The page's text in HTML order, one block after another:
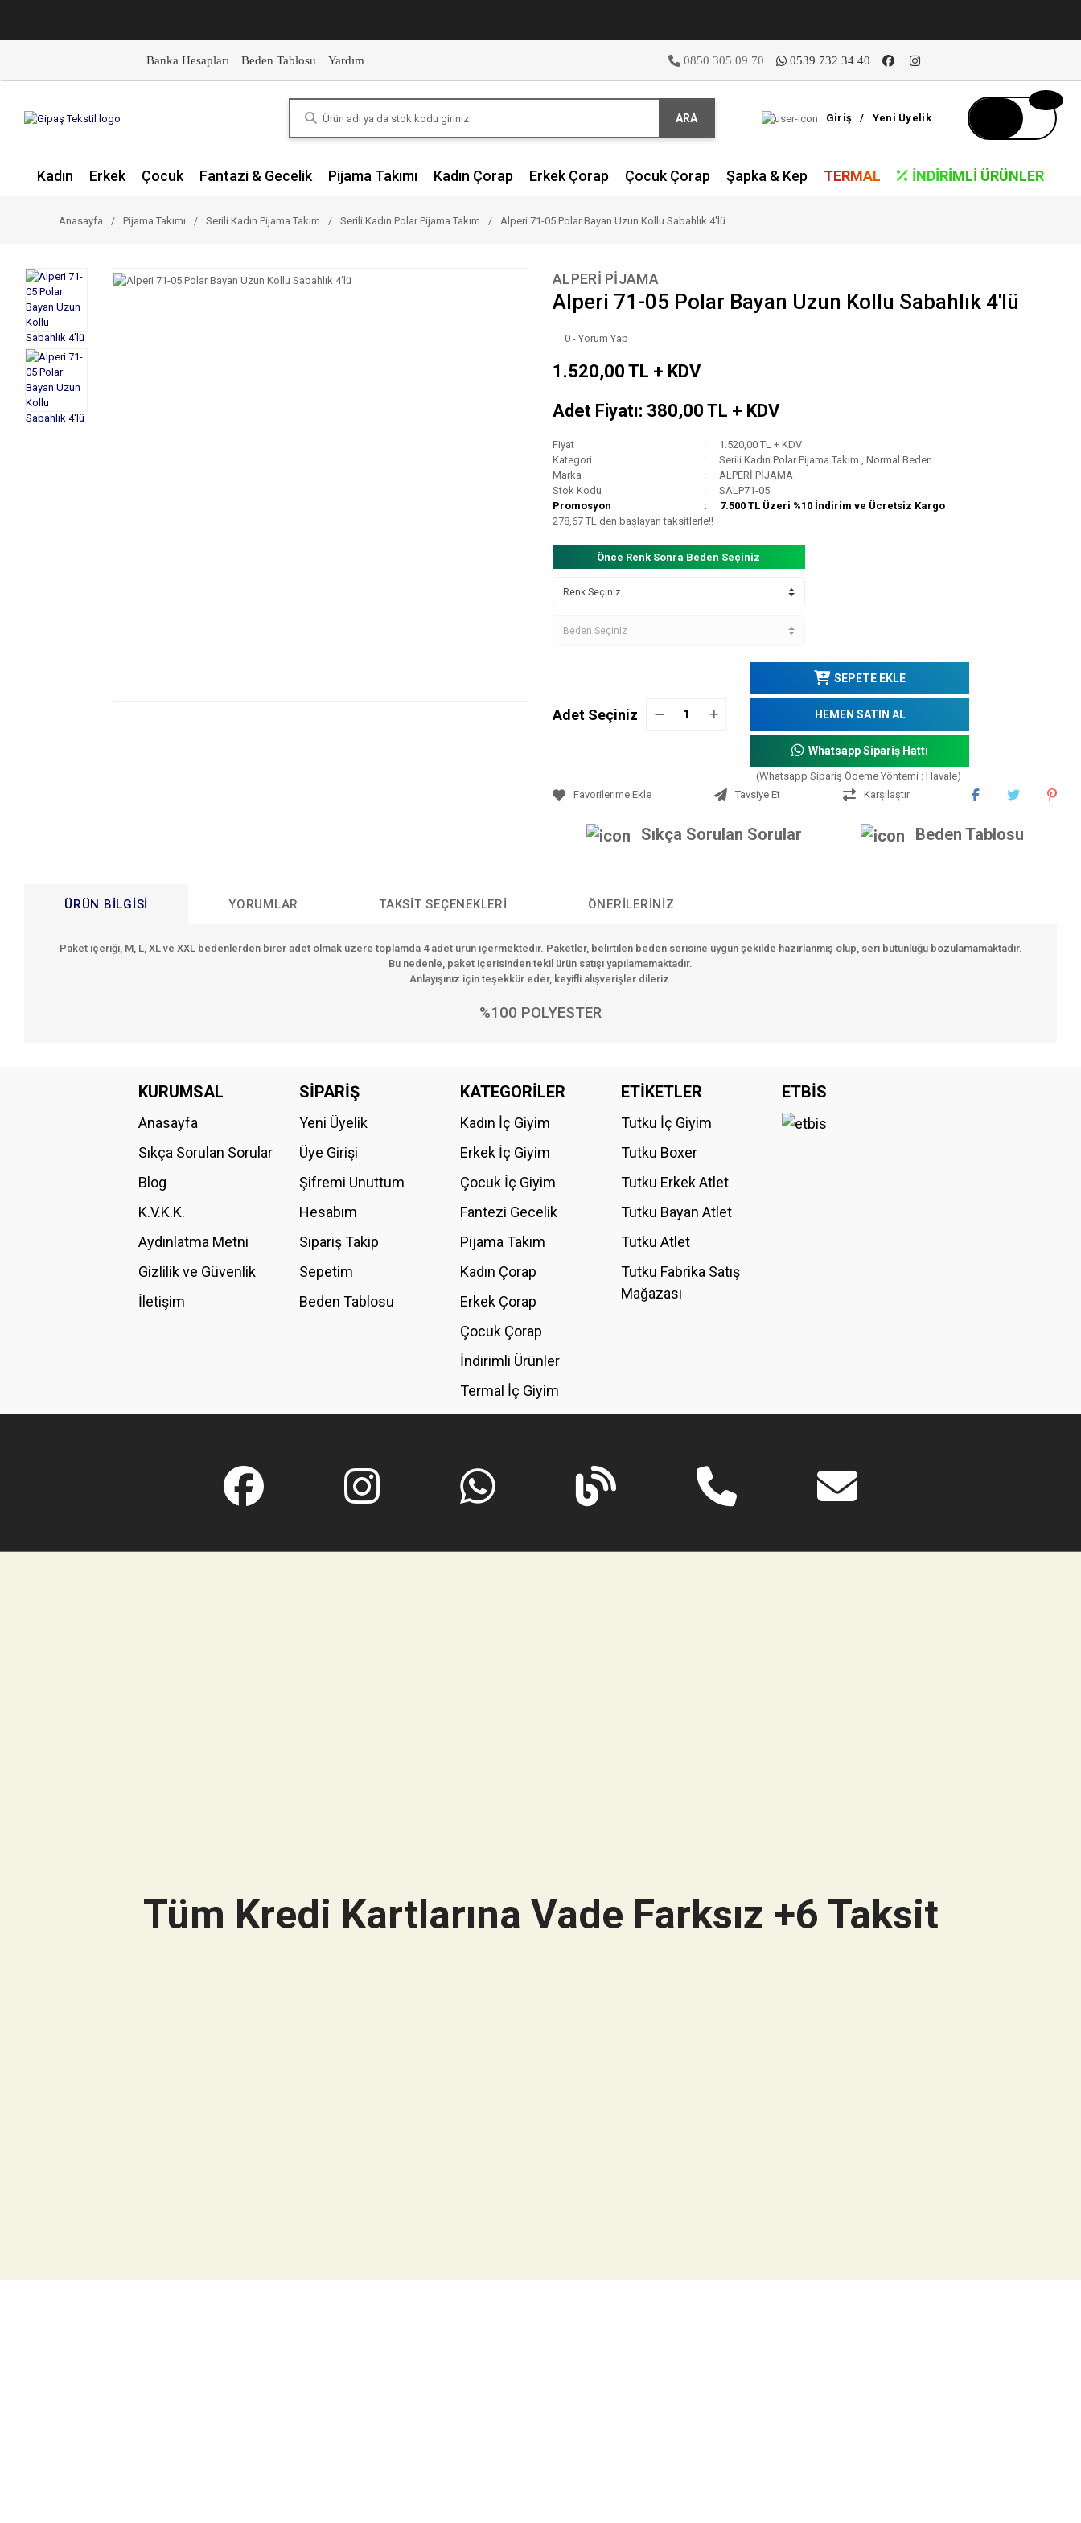
Banka Hesapları Beden Tablosu Yardım 0850 305 09 70 0539 732 34 40
ARA Giriş / Yeni Üyelik
Kadın Erkek Çocuk Fantazi & Gecelik Pijama Takımı Kadın Çorap Erkek Çorap Çocuk Çorap Şapka & Kep TERMAL İNDIRIMLI ÜRÜNLER
Anasayfa Pijama Takımı Serili Kadın Pijama Takım Serili Kadın Polar Pijama Takım Alperi 71-05 Polar Bayan Uzun Kollu Sabahlık 4'lü
ALPERİ PİJAMA
Alperi 71-05 Polar Bayan Uzun Kollu Sabahlık 4'lü
0 - Yorum Yap
1.520,00 TL + KDV
Adet Fiyatı: 380,00 TL + KDV
Fiyat
1.520,00 TL + KDV
Kategori
Serili Kadın Polar Pijama Takım ,Normal Beden
Marka
ALPERİ PİJAMA
Stok Kodu
SALP71-05
Promosyon
7.500 TL Üzeri %10 İndirim ve Ücretsiz Kargo
278,67 TL den başlayan taksitlerle!!
Önce Renk Sonra Beden Seçiniz
Adet Seçiniz
SEPETE EKLE
HEMEN SATIN AL
Whatsapp Sipariş Hattı
(Whatsapp Sipariş Ödeme Yöntemi : Havale)
Tavsiye Et
Karşılaştır
Sıkça Sorulan Sorular Beden Tablosu
ÜRÜN BILGISI YORUMLAR TAKSIT SEÇENEKLERI ÖNERILERINIZ
Paket içeriği, M, L, XL ve XXLbedenlerden birer adet olmak üzere toplamda 4 adet ürüniçermektedir. Paketler, belirtilen beden serisine uygun şekilde hazırlanmış olup, seri bütünlüğü bozulamamaktadır.
Bu nedenle, paket içerisinden tekil ürün satışı yapılamamaktadır.
Anlayışınız için teşekkür eder, keyifli alışverişler dileriz.
%100 POLYESTER
Bu ürüne ilk yorumu siz yapın!
Ürün resmi kalitesiz, bozuk veya görüntülenemiyor.
Ürün fiyatı diğer sitelerden daha pahalı.
Bu ürüne benzer farklı alternatifler olmalı.
KURUMSAL
Anasayfa
Sıkça Sorulan Sorular
Blog
K.V.K.K.
Aydınlatma Metni
Gizlilik ve Güvenlik
İletişim
SİPARİŞ
Yeni Üyelik
Üye Girişi
Şifremi Unuttum
Hesabım
Sipariş Takip
Sepetim
Beden Tablosu
KATEGORİLER
Kadın İç Giyim
Erkek İç Giyim
Çocuk İç Giyim
Fantezi Gecelik
Pijama Takım
Kadın Çorap
Erkek Çorap
Çocuk Çorap
İndirimli Ürünler
Termal İç Giyim
ETİKETLER
Tutku İç Giyim
Tutku Boxer
Tutku Erkek Atlet
Tutku Bayan Atlet
Tutku Atlet
Tutku Fabrika Satış
Mağazası
ETBİS
Tüm Kredi Kartlarına Vade Farksız +6 Taksit